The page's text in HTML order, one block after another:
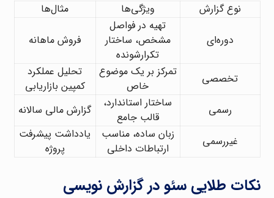
نوع گزارش
ویژگی‌ها مثال‌ها
دوره‌ای
تهیه در فواصل
مشخص، ساختار
تکرارشونده
فروش ماهانه
تخصصی
تمرکز بر یک موضوع
خاص
تحلیل عملکرد
کمپین بازاریابی
رسمی
ساختار استاندارد،
قالب جامع
گزارش مالی سالانه
غیررسمی
زبان ساده، مناسب
ارتباطات داخلی
یادداشت پیشرفت
پروژه
نکات طلایی سئو در گزارش نویسی